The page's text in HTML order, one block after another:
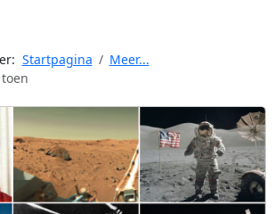
Startpagina
Meer...